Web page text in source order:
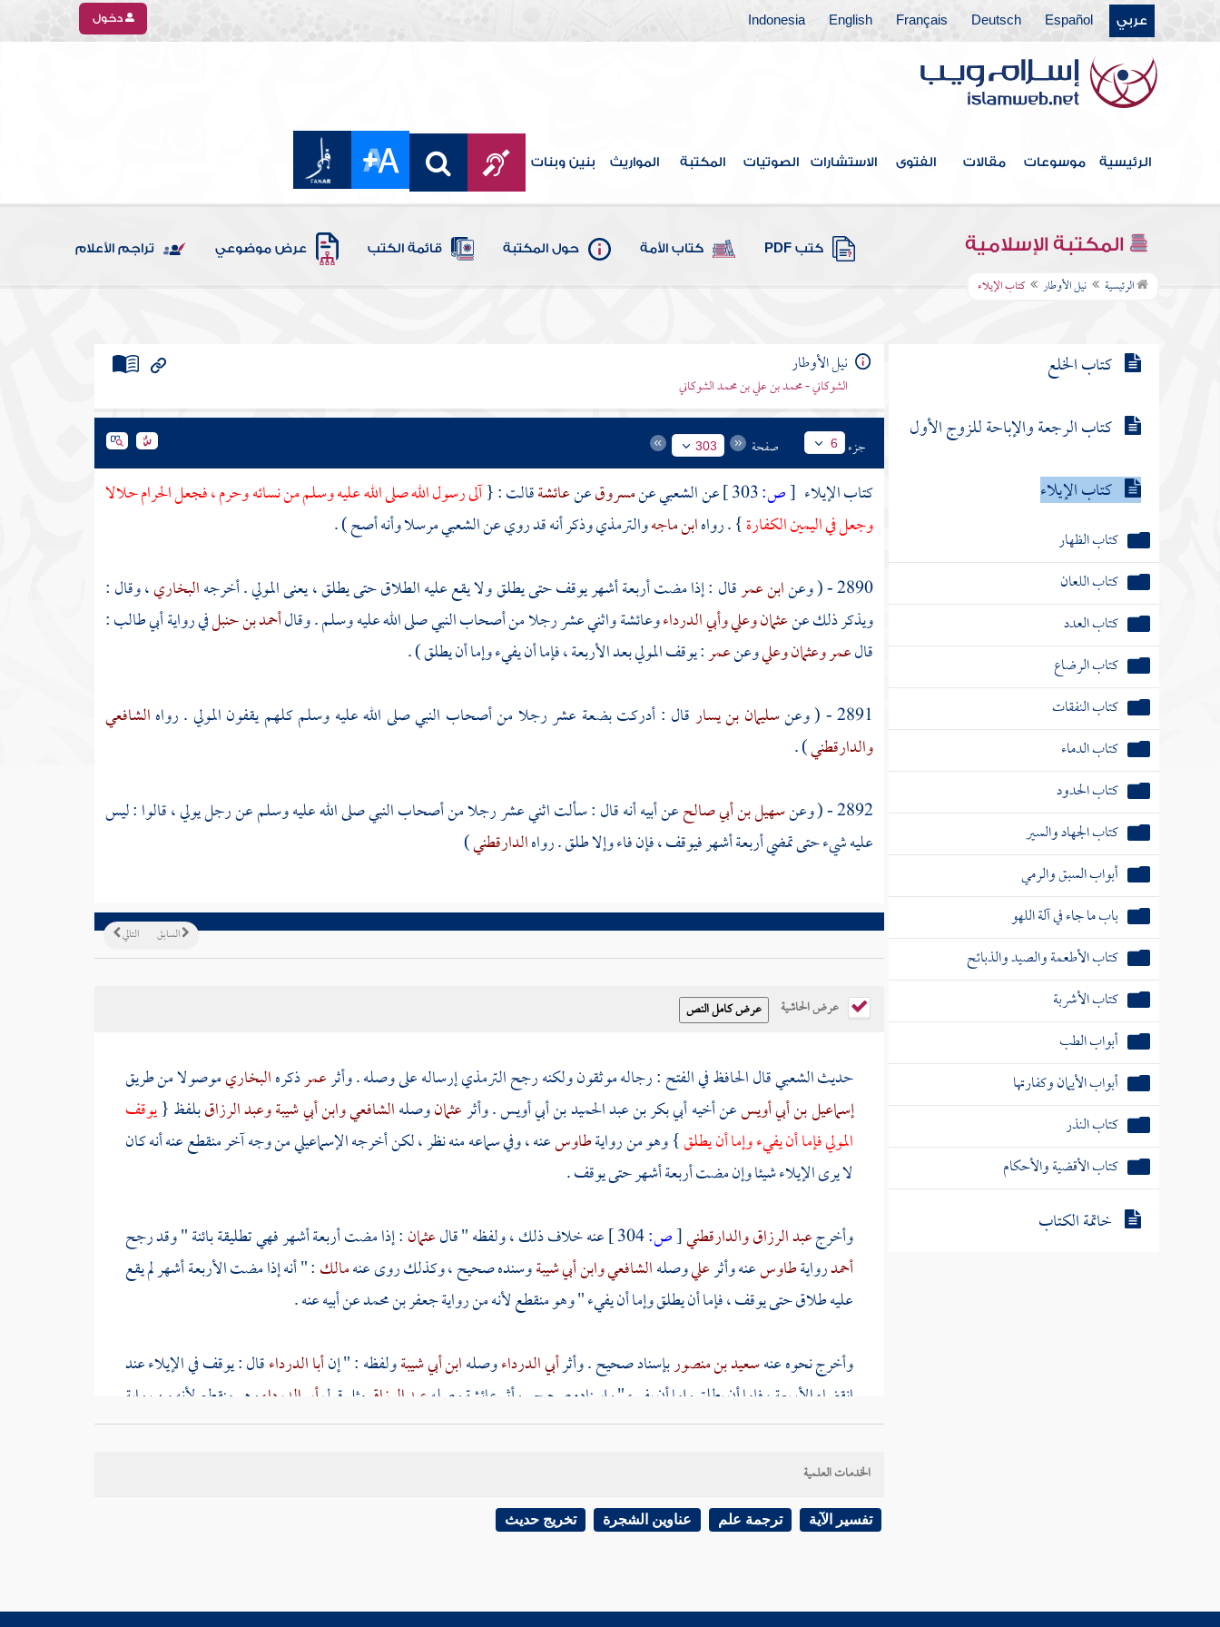
عربي Español
Deutsch
Français
English
Indonesia دخول
الرئيسية موسوعات مقالات الفتوى الاستشارات الصوتيات المكتبة المواريث بنين وبنات
المكتبة الإسلامية كتب PDF كتاب الأمة حول المكتبة قائمة الكتب عرض موضوعي تراجم الأعلام
الرئيسية نيل الأوطار كتاب الإيلاء
كتاب الوقف
كتاب الوصايا
كتاب الفرائض
كتاب الصداق
كتاب الخلع
كتاب الرجعة والإباحة للزوج الأول
كتاب الإيلاء
كتاب الظهار
كتاب اللعان
كتاب العدد
كتاب الرضاع
كتاب النفقات
كتاب الدماء
كتاب الحدود
كتاب الجهاد والسير
أبواب السبق والرمي
باب ما جاء في آلة اللهو
كتاب الأطعمة والصيد والذبائح
كتاب الأشربة
أبواب الطب
أبواب الأيمان وكفارتها
كتاب النذر
كتاب الأقضية والأحكام
خاتمة الكتاب
نيل الأوطار
الشوكاني - محمد بن علي بن محمد الشوكاني
جزء 6 صفحة 303
كتاب الإيلاء [ص: عنالشعبيعنمسروقعنعائشةقالت : {آلى رسول الله صلى الله عليه وسلم من نسائه وحرم ، فجعل الحرام حلالا
وجعل في اليمين الكفارة} . رواهابن ماجهوالترمذيوذكر أنه قد روي عنالشعبيمرسلا وأنه أصح ) .
2890 - ( وعن
ابن عمرقال : إذا مضت أربعة أشهر يوقف حتى يطلق ولا يقع عليه الطلاق حتى يطلق ، يعنى المولي . أخرجهالبخاري، وقال :
ويذكر ذلك عنعثمانوعليوأبي الدرداءوعائشةواثني عشر رجلا من أصحاب النبي صلى الله عليه وسلم . وقالأحمد بن حنبلفي روايةأبي طالب:
قالعمروعثمانوعليوعنعمر: يوقف المولي بعد الأربعة ، فإما أن يفيء وإما أن يطلق ) .
2891 - ( وعن
سليمان بن يسارقال : أدركت بضعة عشر رجلا من أصحاب النبي صلى الله عليه وسلم كلهم يقفون المولي . رواهالشافعي
والدارقطني) .
2892 - ( وعن
سهيل بن أبي صالحعن أبيه أنه قال : سألت اثني عشر رجلا من أصحاب النبي صلى الله عليه وسلم عن رجل يولي ، قالوا : ليس
عليه شيء حتى تمضي أربعة أشهر فيوقف ، فإن فاء وإلا طلق . رواهالدارقطني)
التالي السابق
عرض الحاشية
حديثالشعبيقال الحافظ في الفتح : رجاله موثقون ولكنه رجحالترمذيإرساله على وصله . وأثرعمرذكرهالبخاريموصولا من طريق
إسماعيل بن أبي أويسعن أخيهأبي بكر بن عبد الحميد بن أبي أويس. وأثرعثمانوصلهالشافعيوابن أبي شيبةوعبد الرزاقبلفظ {يوقف
المولي فإما أن يفيء وإما أن يطلق} وهو من روايةطاوسعنه ، وفي سماعه منه نظر ، لكن أخرجهالإسماعيليمن وجه آخر منقطع عنه أنه كان
لا يرى الإيلاء شيئا وإن مضت أربعة أشهر حتى يوقف .
وأخرجعبد الرزاقوالدارقطني[ص: عنه خلاف ذلك ، ولفظه " قالعثمان: إذا مضت أربعة أشهر فهي تطليقة بائنة " وقد رجح
أحمدروايةطاوسعنه وأثرعليوصلهالشافعيوابن أبي شيبةوسنده صحيح ، وكذلك روى عنهمالك: " أنه إذا مضت الأربعة أشهر لم يقع
عليه طلاق حتى يوقف ، فإما أن يطلق وإما أن يفيء " وهو منقطع لأنه من روايةجعفر بن محمدعن أبيه عنه .
وأخرج نحوه عنهسعيد بن منصوربإسناد صحيح . وأثرأبي الدرداءوصلهابن أبي شيبةولفظه : " إنأبا الدرداءقال : يوقف في الإيلاء عند
انقضاء الأربعة ، فإما أن يطلق وإما أن يفيء " وإسناده صحيح . وأثر عائشةوصلهعبد الرزاقمثل قولأبي الدرداءوهو منقطع لأنه من رواية
قتادةعنها ، ولكنه أخرج عنهاسعيد بن منصورأنها كانت لا ترى الإيلاء شيئا حتى يوقف ، وإسناده صحيح . وأخرجالشافعيعنها نحوه
بإسناد صحيح أيضا وأما الآثار الواردة عن اثني عشر رجلا من أصحاب النبي صلى الله عليه وسلم فأخرجها
وأثرسليمان بن يسارأخرجه أيضاإسماعيل القاضي من طريقيحيى بن سعيد بن سليمان بن يسار
فذكره ، ويشهد له ما تقدم .
الخدمات العلمية
تفسير الآية ترجمة علم عناوين الشجرة تخريج حديث